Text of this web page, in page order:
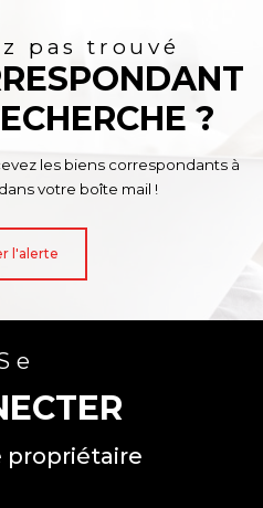
pas trouvé
?
les biens correspondants à
votre boîte mail !
l'alerte
propriétaire